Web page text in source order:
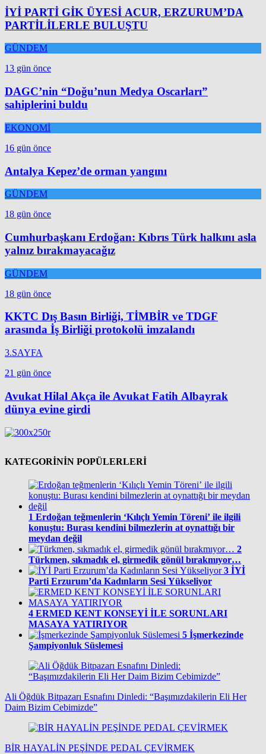
İYİ PARTİ GİK ÜYESİ ACUR, ERZURUM’DA
PARTİLİLERLE BULUŞTU
GÜNDEM
13 gün önce
DAGC’nin “Doğu’nun Medya Oscarları”
sahiplerini buldu
EKONOMİ
16 gün önce
Antalya Kepez’de orman yangını
GÜNDEM
18 gün önce
Cumhurbaşkanı Erdoğan: Kıbrıs Türk halkını asla
yalnız bırakmayacağız
GÜNDEM
18 gün önce
KKTC Dış Basın Birliği, TİMBİR ve TDGF
arasında İş Birliği protokolü imzalandı
3.SAYFA
21 gün önce
Avukat Hilal Akça ile Avukat Fatih Albayrak
dünya evine girdi
KATEGORİNİN POPÜLERLERİ
1 Erdoğan teğmenlerin ‘Kılıçlı Yemin Töreni’ ile ilgili
konuştu: Burası kendini bilmezlerin at oynattığı bir
meydan değil
2
Türkmen, sıkmadık el, girmedik gönül bırakmıyor…
3 İYİ
Parti Erzurum’da Kadınların Sesi Yükseliyor
4 ERMED KENT KONSEYİ İLE SORUNLARI
MASAYA YATIRIYOR
5 İşmerkezinde
Şampiyonluk Süslemesi
Ali Öğdük Bitpazarı Esnafını Dinledi: “Başımızdakilerin Eli Her
Daim Bizim Cebimizde”
BİR HAYALİN PEŞİNDE PEDAL ÇEVİRMEK